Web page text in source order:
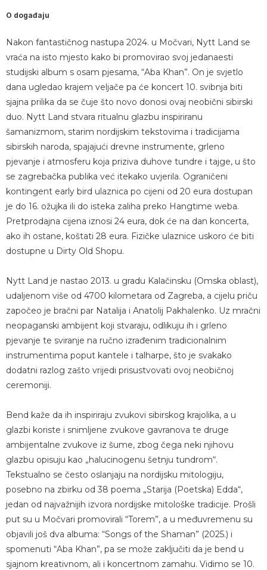
O događaju
Nakon fantastičnog nastupa 2024. u Močvari, Nytt Land se
vraća na isto mjesto kako bi promovirao svoj jedanaesti
studijski album s osam pjesama, “Aba Khan”. On je svjetlo
dana ugledao krajem veljače pa će koncert 10. svibnja biti
sjajna prilika da se čuje što novo donosi ovaj neobični sibirski
duo. Nytt Land stvara ritualnu glazbu inspiriranu
šamanizmom, starim nordijskim tekstovima i tradicijama
sibirskih naroda, spajajući drevne instrumente, grleno
pjevanje i atmosferu koja priziva duhove tundre i tajge, u što
se zagrebačka publika već itekako uvjerila. Ograničeni
kontingent early bird ulaznica po cijeni od 20 eura dostupan
je do 16. ožujka ili do isteka zaliha preko Hangtime weba.
Pretprodajna cijena iznosi 24 eura, dok će na dan koncerta,
ako ih ostane, koštati 28 eura. Fizičke ulaznice uskoro će biti
dostupne u Dirty Old Shopu.
Nytt Land je nastao 2013. u gradu Kalačinsku (Omska oblast),
udaljenom više od 4700 kilometara od Zagreba, a cijelu priču
započeo je bračni par Natalija i Anatolij Pakhalenko. Uz mračni
neopaganski ambijent koji stvaraju, odlikuju ih i grleno
pjevanje te sviranje na ručno izrađenim tradicionalnim
instrumentima poput kantele i talharpe, što je svakako
dodatni razlog zašto vrijedi prisustvovati ovoj neobičnoj
ceremoniji.
Bend kaže da ih inspiriraju zvukovi sibirskog krajolika, a u
glazbi koriste i snimljene zvukove gavranova te druge
ambijentalne zvukove iz šume, zbog čega neki njihovu
glazbu opisuju kao „halucinogenu šetnju tundrom“.
Tekstualno se često oslanjaju na nordijsku mitologiju,
posebno na zbirku od 38 poema „Starija (Poetska) Edda“,
jedan od najvažnijih izvora nordijske mitološke tradicije. Prošli
put su u Močvari promovirali “Torem”, a u međuvremenu su
objavili još dva albuma: “Songs of the Shaman” (2025.) i
spomenuti “Aba Khan”, pa se može zaključiti da je bend u
sjajnom kreativnom, ali i koncertnom zamahu. Vidimo se 10.